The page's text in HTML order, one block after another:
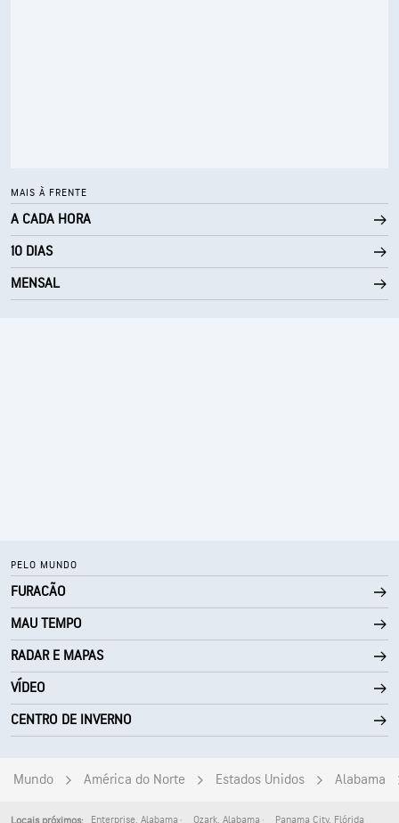
MAIS À FRENTE
A CADA HORA
10 DIAS
MENSAL
PELO MUNDO
FURACÃO
MAU TEMPO
RADAR E MAPAS
VÍDEO
CENTRO DE INVERNO
Mundo América do Norte Estados Unidos Alabama
Locais próximos: Enterprise, Alabama Ozark, Alabama Panama City, Flórida